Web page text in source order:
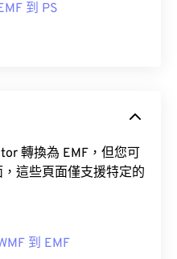
到 PS
這些頁面僅支援特定的
到 EMF